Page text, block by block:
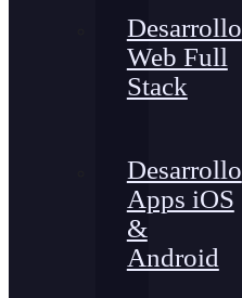
Desarrollo
Web Full
Stack
Desarrollo
Apps iOS
&
Android